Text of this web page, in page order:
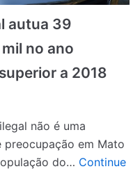
autua 39
no ano
a 2018
não é uma
em Mato
do… Continue